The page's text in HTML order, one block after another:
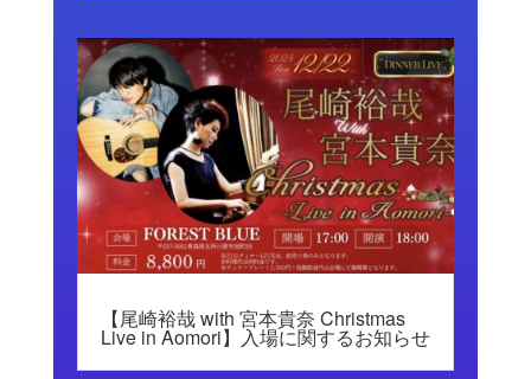
【尾崎裕哉 with 宮本貴奈 Christmas
Live in Aomori】入場に関するお知らせ